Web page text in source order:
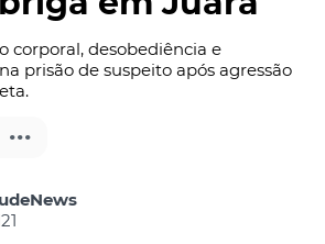
corporal, desobediência e
prisão de suspeito após agressão